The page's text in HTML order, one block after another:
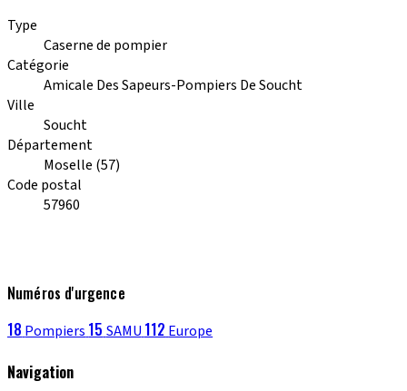
Type
Caserne de pompier
Catégorie
Amicale Des Sapeurs-Pompiers De Soucht
Ville
Soucht
Département
Moselle (57)
Code postal
57960
Numéros d'urgence
18Pompiers15 SAMU112Europe
Navigation